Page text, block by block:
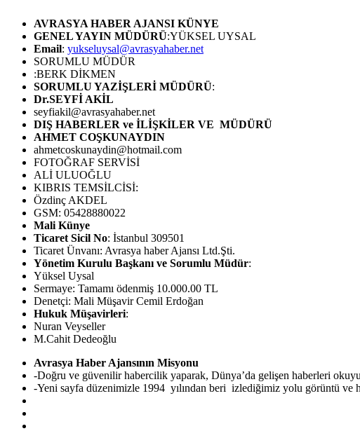
AVRASYA HABER AJANSI KÜNYE
GENEL YAYIN MÜDÜRÜ:YÜKSEL UYSAL
Email: yukseluysal@avrasyahaber.net
SORUMLU MÜDÜR
:BERK DİKMEN
SORUMLU YAZİŞLERİ MÜDÜRÜ:
Dr.SEYFİ AKİL
seyfiakil@avrasyahaber.net
DIŞ HABERLER ve İLİŞKİLER VE MÜDÜRÜ
AHMET COŞKUNAYDIN
ahmetcoskunaydin@hotmail.com
FOTOĞRAF SERVİSİ
ALİ ULUOĞLU
KIBRIS TEMSİLCİSİ:
Özdinç AKDEL
GSM: 05428880022
Mali Künye
Ticaret Sicil No: İstanbul 309501
Ticaret Ünvanı: Avrasya haber Ajansı Ltd.Şti.
Yönetim Kurulu Başkanı ve Sorumlu Müdür:
Yüksel Uysal
Sermaye: Tamamı ödenmiş 10.000.00 TL
Denetçi: Mali Müşavir Cemil Erdoğan
Hukuk Müşavirleri:
Nuran Veyseller
M.Cahit Dedeoğlu
Avrasya Haber Ajansının Misyonu
-Doğru ve güvenilir habercilik yaparak, Dünya’da gelişen haberleri
-Yeni sayfa düzenimizle 1994 yılından beri izlediğimiz yolu görüntü ve